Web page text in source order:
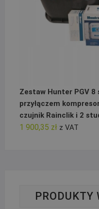
Zestaw Hunter PGV
przyłączem
czujnik Rainclik i 2
1 900,35 zł z VAT
PRODUKTY